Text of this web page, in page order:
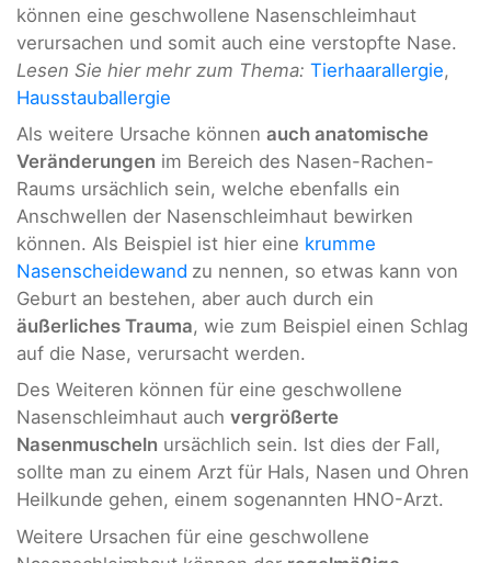
können eine geschwollene Nasenschleimhaut
verursachen und somit auch eine verstopfte Nase.
Lesen Sie hier mehr zum Thema: Tierhaarallergie,
Hausstauballergie
Als weitere Ursache können auch anatomische
Veränderungen im Bereich des Nasen-Rachen-
Raums ursächlich sein, welche ebenfalls ein
Anschwellen der Nasenschleimhaut bewirken
können. Als Beispiel ist hier eine krumme
Nasenscheidewand zu nennen, so etwas kann von
Geburt an bestehen, aber auch durch ein
äußerliches Trauma, wie zum Beispiel einen Schlag
auf die Nase, verursacht werden.
Des Weiteren können für eine geschwollene
Nasenschleimhaut auch vergrößerte
Nasenmuscheln ursächlich sein. Ist dies der Fall,
sollte man zu einem Arzt für Hals, Nasen und Ohren
Heilkunde gehen, einem sogenannten HNO-Arzt.
Weitere Ursachen für eine geschwollene